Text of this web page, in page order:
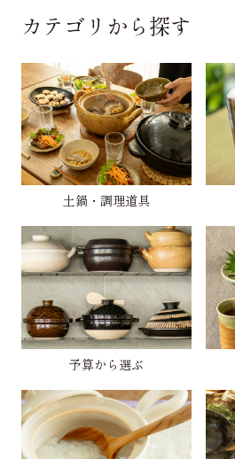
カテゴリから探す
土鍋・調理道具
予算から選ぶ